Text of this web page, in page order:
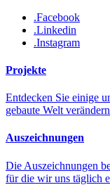
.Facebook
.Linkedin
.Instagram
Projekte
Entdecken Sie einige
gebaute Welt
Auszeichnungen
Die Auszeichnungen
für die wir uns täglich